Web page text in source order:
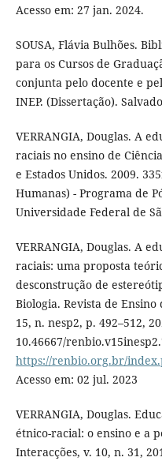
Acesso em: 27 jan. 2024.
SOUSA, Flávia Bulhões.
para os Cursos de
conjunta pelo docente e
INEP. (Dissertação).
VERRANGIA, Douglas. A
raciais no ensino de
e Estados Unidos. 2009.
Humanas) - Programa de
Universidade Federal de
VERRANGIA, Douglas. A
raciais: uma proposta
desconstrução de
Biologia. Revista de Ensino
15, n. nesp2, p. 492–512,
10.46667/
https://renbio.org.br/
Acesso em: 02 jul. 2023
VERRANGIA, Douglas.
étnico-racial: o ensino e a
Interacções, v. 10, n. 31,